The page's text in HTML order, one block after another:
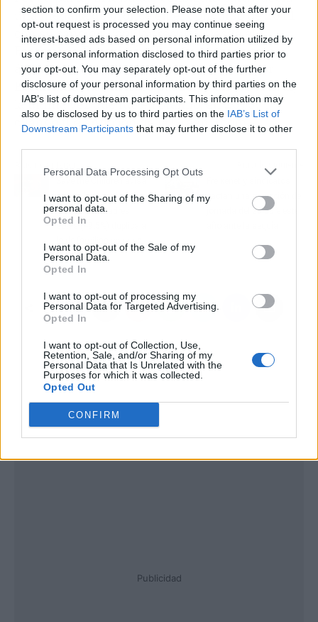
section to confirm your selection. Please note that after your
opt-out request is processed you may continue seeing
interest-based ads based on personal information utilized by
us or personal information disclosed to third parties prior to
your opt-out. You may separately opt-out of the further
disclosure of your personal information by third parties on the
IAB’s list of downstream participants. This information may
also be disclosed by us to third parties on the IAB’s List of
Downstream Participants that may further disclose it to other
Personal Data Processing Opt Outs
I want to opt-out of the Sharing of my
personal data.
Opted In
I want to opt-out of the Sale of my
Personal Data.
Opted In
I want to opt-out of processing my
Personal Data for Targeted Advertising.
Opted In
I want to opt-out of Collection, Use,
Retention, Sale, and/or Sharing of my
Personal Data that Is Unrelated with the
Purposes for which it was collected.
Opted Out
CONFIRM
una medalla de bronce en el Concurso de 2011
con su canción Popular resultó. Desde el
Festival de Eurovisión, Eric ha lanzado tres
álbumes, ha realizado numerosas giras por
Escandinavia e incluso participó en el Festival,
la última vez que fue en Malmö, en 2013,
cuando fue anfitrión de la Green Room
de que la tasa de
pobreza de madres
solas (49,5%) duplica a
padres (25%)
pactan una reducción de
jornada del 20-50% este
Publicidad